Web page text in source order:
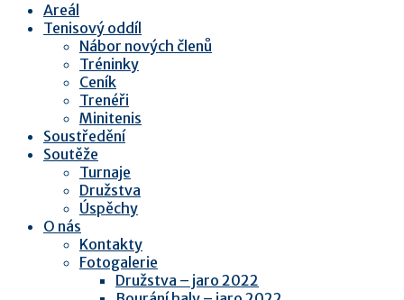
Areál
Tenisový oddíl
Nábor nových členů
Tréninky
Ceník
Trenéři
Minitenis
Soustředění
Soutěže
Turnaje
Družstva
Úspěchy
O nás
Kontakty
Fotogalerie
Družstva – jaro 2022